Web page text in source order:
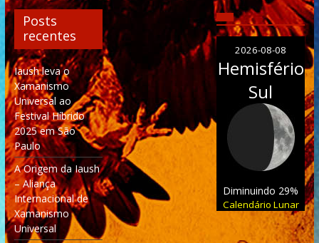
Posts
recentes
Iaush leva o
Xamanismo
Universal ao
Festival Híbrido
2025 em São
Paulo
A Origem da Iaush
– Aliança
Internacional de
Xamanismo
Universal
2026-08-08
Hemisfério
Sul
Diminuindo 29%
Calendário Lunar